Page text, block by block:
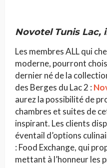
Novotel Tunis Lac,
Les membres ALL qui
moderne, pourront
dernier né de la
des Berges du Lac 2 :
aurez la possibilité de
chambres et suites de
inspirant. Les clients
éventail d’options
: Food Exchange, qui
mettant à l’honneur les